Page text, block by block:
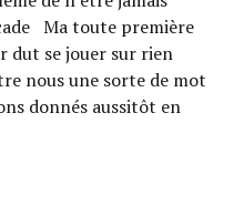
Ma toute première
dut se jouer sur rien
nous une sorte de mot
donnés aussitôt en